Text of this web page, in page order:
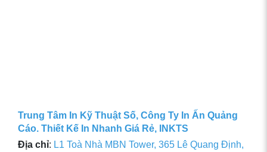
Trung Tâm In Kỹ Thuật Số, Công Ty In Ấn Quảng
Cáo. Thiết Kế In Nhanh Giá Rẻ, INKTS
Địa chỉ: L1 Toà Nhà MBN Tower, 365 Lê Quang Định,